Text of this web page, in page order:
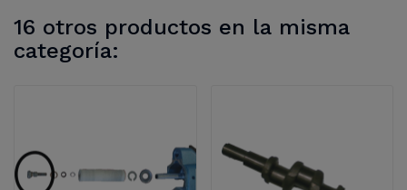
16 otros productos en la misma
categoría: